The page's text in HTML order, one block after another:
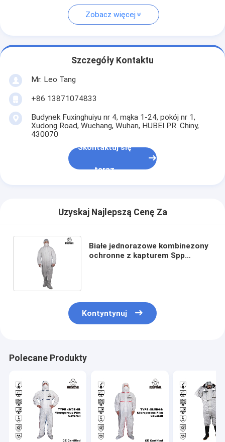
Zobacz więcej
Szczegóły Kontaktu
Mr. Leo Tang
+86 13871074833
Budynek Fuxinghuiyu nr 4, mąka 1-24, pokój nr 1,
Xudong Road, Wuchang, Wuhan, HUBEI PR. Chiny,
430070
Skontaktuj się
teraz
Uzyskaj Najlepszą Cenę Za
Białe jednorazowe kombinezony
ochronne z kapturem Spp
Kontyntynuj
Polecane Produkty